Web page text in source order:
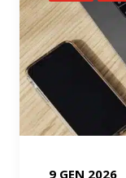
9 GEN 2026